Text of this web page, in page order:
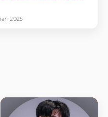
2025